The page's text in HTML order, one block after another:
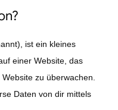
ist ein kleines
einer Website, das
zu überwachen.
Daten von dir mittels